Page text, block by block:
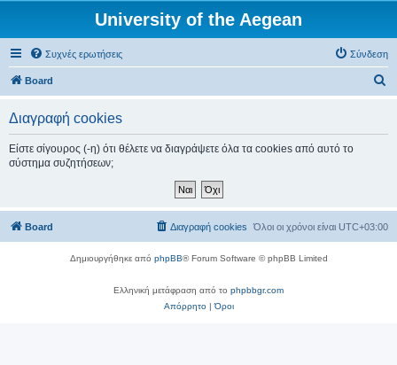
University of the Aegean
Συχνές ερωτήσεις Σύνδεση
Board
σ
Διαγραφή cookies
Είστε σίγουρος (-η) ότι θέλετε να διαγράψετε όλα τα cookies από αυτό το
σύστημα συζητήσεων;
Board Όλοι οι χρόνοι είναι UTC+03:00
Διαγραφή cookies
Δημιουργήθηκε από phpBB® Forum Software © phpBB Limited
Ελληνική μετάφραση από το phpbbgr.com
Απόρρητο|Όροι